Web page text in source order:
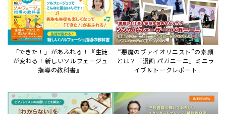
サイトからのお知らせ
ータについて